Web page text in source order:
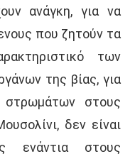
ανάγκη, για να
που ζητούν τα
των
της βίας, για
στους
δεν είναι
ενάντια στους